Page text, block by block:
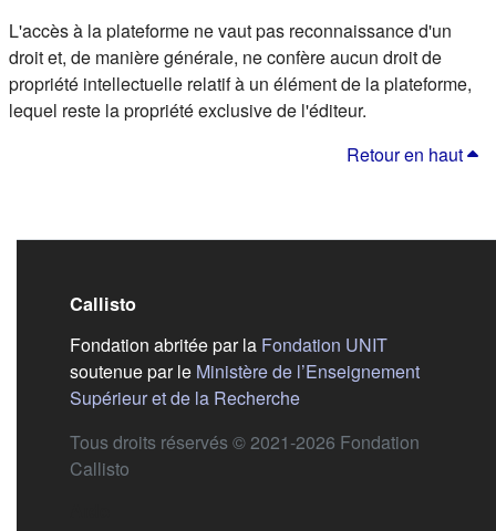
L'accès à la plateforme ne vaut pas reconnaissance d'un
droit et, de manière générale, ne confère aucun droit de
propriété intellectuelle relatif à un élément de la plateforme,
lequel reste la propriété exclusive de l'éditeur.
Retour en haut
Callisto
Fondation abritée par la Fondation UNIT(s'ouvre
soutenue par le Ministère de l’Enseignement
Supérieur et de la Recherche(s'ouvre dans un nouvel
Tous droits réservés © 2021-2026 Fondation
Callisto